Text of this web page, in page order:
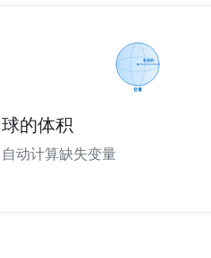
球的体积
自动计算缺失变量